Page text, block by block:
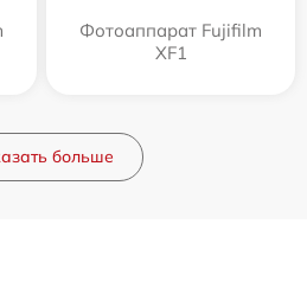
Фотоаппарат Fujifilm
XF1
больше